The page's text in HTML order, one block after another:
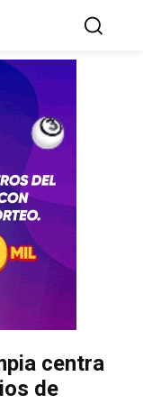
centra
de